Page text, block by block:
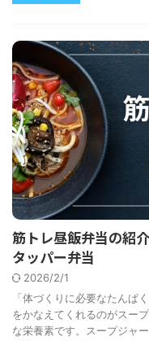
筋トレ昼飯弁当の紹
タッパー弁当
2026/2/1
「体づくりに必要なたんぱ
をかなえてくれるのがスー
な栄養素です。スープジャ